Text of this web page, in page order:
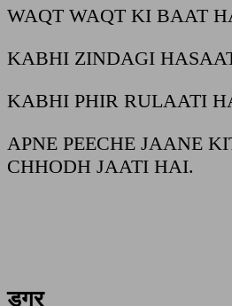
WAQT WAQT KI BAAT
KABHI ZINDAGI
KABHI PHIR RULAATI
APNE PEECHE JAANE
CHHODH JAATI HAI.
डगर